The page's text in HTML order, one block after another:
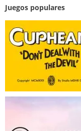
Juegos populares